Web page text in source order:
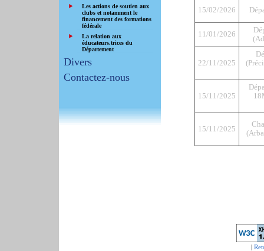
Les actions de soutien aux
clubs et notamment le
financement des formations
fédérale
La relation aux
éducateurs.trices du
Département
Divers
Contactez-nous
15/02/2026
11/01/2026
22/11/2025
15/11/2025
15/11/2025
|